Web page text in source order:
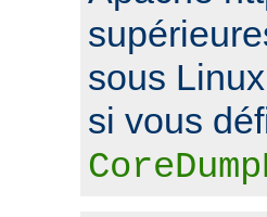
sous
si vous